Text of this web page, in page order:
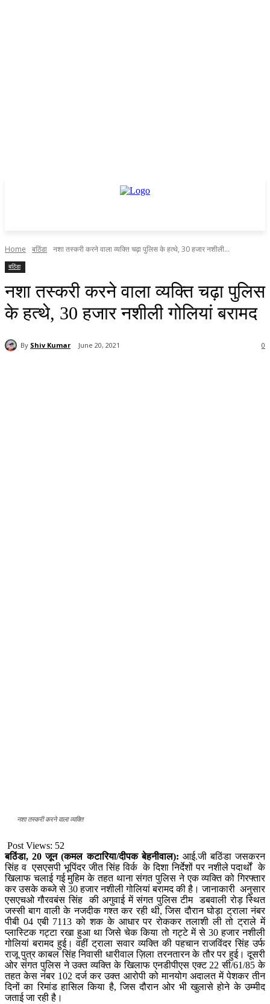
Home बठिंडा नशा तस्करी करने वाला व्यक्ति चढ़ा पुलिस के हत्थे, 30 हजार नशीली...
बठिंडा
नशा तस्करी करने वाला व्यक्ति चढ़ा पुलिस
के हत्थे, 30 हजार नशीली गोलियां बरामद
By Shiv Kumar June 20, 2021 0
नशा तस्करी करने वाला व्यक्ति
Post Views: 52
बठिंडा, 20 जून (कमल कटारिया/दीपक बेहनीवाल): आई.जी बठिंडा जसकरन
सिंह व एसएसपी भूपिंदर जीत सिंह विर्क के दिशा निर्देशों पर नशीले पदार्थों के
खिलाफ चलाई गई मुहिम के तहत थाना संगत पुलिस ने एक व्यक्ति को गिरफ्तार
कर उसके कब्जे से 30 हजार नशीली गोलियां बरामद की है। जानाकारी अनुसार
एसएचओ गौरवबंस सिंह की अगुवाई में संगत पुलिस टीम डबवाली रोड़ स्थित
जस्सी बाग वाली के नजदीक गश्त कर रही थी, जिस दौरान घोड़ा ट्राला नंबर
पीबी 04 एबी 7113 को शक के आधार पर रोककर तलाशी ली तो ट्राले में
प्लास्टिक गट्टा रखा हुआ था जिसे चेक किया तो गट्टे में से 30 हजार नशीली
गोलियां बरामद हुई। वहीं ट्राला सवार व्यक्ति की पहचान राजविंदर सिंह उर्फ
राजू पुत्र काबल सिंह निवासी धारीवाल ज़िला तरनतारन के तौर पर हुई। दूसरी
ओर संगत पुलिस ने उक्त व्यक्ति के खिलाफ एनडीपीएस एक्ट 22 सी/61/85 के
तहत केस नंबर 102 दर्ज कर उक्त आरोपी को मानयोग अदालत में पेशकर तीन
दिनों का रिमांड हासिल किया है, जिस दौरान ओर भी खुलासे होने के उम्मीद
जताई जा रही है।